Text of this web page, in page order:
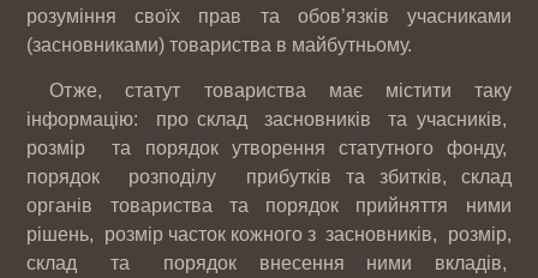
розуміння своїх прав та обов’язків учасниками
(засновниками) товариства в майбутньому.
Отже, статут товариства має містити таку
інформацію: про склад засновників та учасників,
розмір та порядок утворення статутного фонду,
порядок розподілу прибутків та збитків, склад
органів товариства та порядок прийняття ними
рішень, розмір часток кожного з засновників, розмір,
склад та порядок внесення ними вкладів,